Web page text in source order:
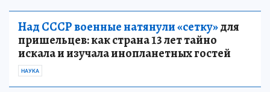
Над СССР военные натянули «сетку»для
пришельцев: как страна 13 лет тайно
искала и изучала инопланетных гостей
НАУКА